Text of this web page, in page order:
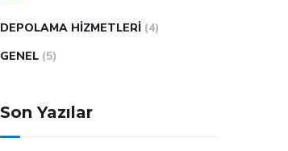
DEPOLAMA HIZMETLERI (4)
GENEL (5)
Son Yazılar